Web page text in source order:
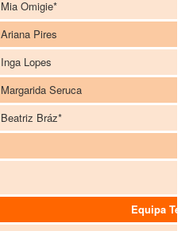
Mia Omigie*
Ariana Pires
Inga Lopes
Margarida Seruca
Beatriz Bráz*
Equipa